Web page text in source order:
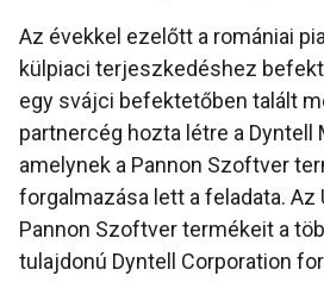
Az évekkel ezelőtt a romániai
külpiaci terjeszkedéshez
egy svájci befektetőben talált
partnercég hozta létre a Dyntell
amelynek a Pannon Szoftver
forgalmazása lett a feladata. Az
Pannon Szoftver termékeit a
tulajdonú Dyntell Corporation